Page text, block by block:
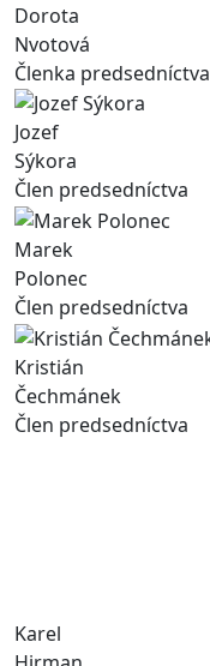
Dorota
Nvotová
Členka predsedníctva
Jozef
Sýkora
Člen predsedníctva
Marek
Polonec
Člen predsedníctva
Kristián
Čechmánek
Člen predsedníctva
Karel